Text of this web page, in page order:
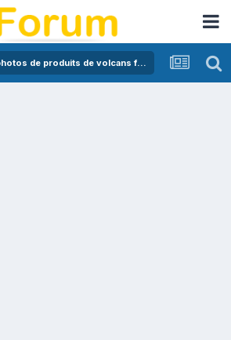
Roches volcaniques : photos de produits de volcans français